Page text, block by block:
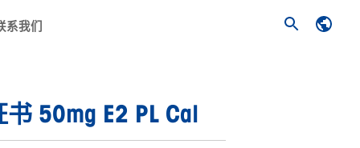
系我们
50mg E2 PL Cal